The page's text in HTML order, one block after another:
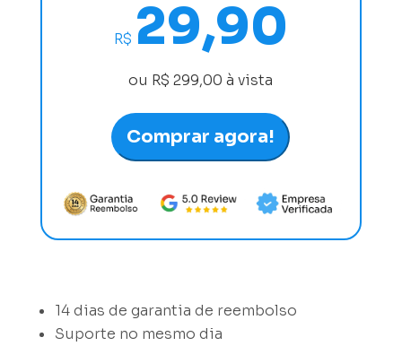
R$ 29,90
ou R$ 299,00 à vista
Comprar agora!
14 dias de garantia de reembolso
Suporte no mesmo dia